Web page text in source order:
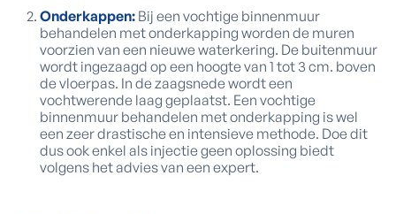
Onderkappen: Bij een vochtige binnenmuur
behandelen met onderkapping worden de muren
voorzien van een nieuwe waterkering. De buitenmuur
wordt ingezaagd op een hoogte van 1 tot 3 cm. boven
de vloerpas. In de zaagsnede wordt een
vochtwerende laag geplaatst. Een vochtige
binnenmuur behandelen met onderkapping is wel
een zeer drastische en intensieve methode. Doe dit
dus ook enkel als injectie geen oplossing biedt
volgens het advies van een expert.